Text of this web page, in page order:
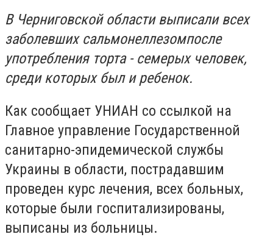
ВЧерниговской области выписали всех
заболевших сальмонеллезомпосле
употребления торта - семерых человек,
среди которых был и ребенок.
Как сообщает УНИАН со ссылкой на
Главное управление Государственной
санитарно-эпидемической службы
Украины в области, пострадавшим
проведен курс лечения, всех больных,
которые были госпитализированы,
выписаны из больницы.